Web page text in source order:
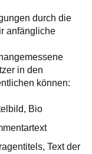
durch die
anfängliche
in den
können:
Bio
Text der